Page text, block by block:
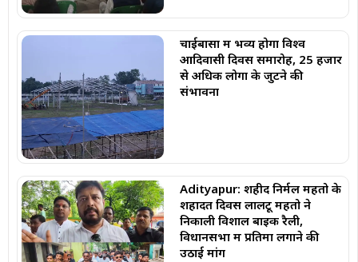
चाईबासा में भव्य होगा विश्व
आदिवासी दिवस समारोह, 25 हजार
से अधिक लोगों के जुटने की
संभावना
Adityapur: शहीद निर्मल महतो के
शहादत दिवस लालटू महतो ने
निकाली विशाल बाइक रैली,
विधानसभा में प्रतिमा लगाने की
उठाई मांग